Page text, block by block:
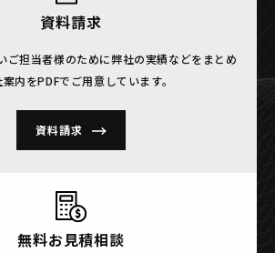
資料請求
ご担当者様のために弊社の実績などをまとめ
内をPDFでご用意しています。
資料請求
無料お見積相談